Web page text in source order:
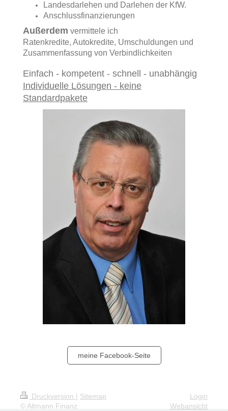
Landesdarlehen und Darlehen der KfW.
Anschlussfinanzierungen
Außerdem vermittele ich
Ratenkredite, Autokredite, Umschuldungen und
Zusammenfassung von Verbindlichkeiten
Einfach - kompetent - schnell - unabhängig
Individuelle Lösungen - keine
Standardpakete
meine Facebook-Seite
Druckversion | Sitemap
© Altmann Finanz
Login
Webansicht